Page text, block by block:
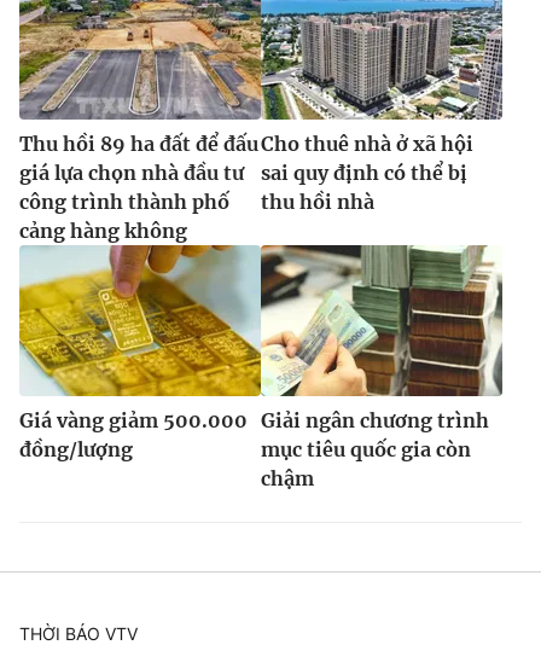
Thu hồi 89 ha đất để đấu
giá lựa chọn nhà đầu tư
công trình thành phố
cảng hàng không
Cho thuê nhà ở xã hội
sai quy định có thể bị
thu hồi nhà
Giá vàng giảm 500.000
đồng/lượng
Giải ngân chương trình
mục tiêu quốc gia còn
chậm
THỜI BÁO VTV